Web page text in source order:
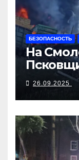
БЕЗОПАСНОСТЬ
На
26.09.2025